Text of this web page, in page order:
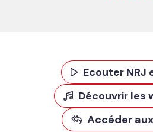
Ecouter NRJ
Découvrir les
Accéder